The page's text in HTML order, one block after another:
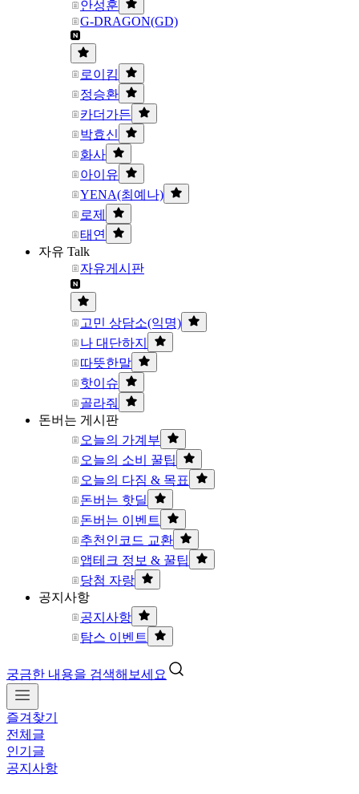
안성훈
G-DRAGON(GD)
로이킴
정승환
카더가든
박효신
화사
아이유
YENA(최예나)
로제
태연
자유 Talk
자유게시판
고민 상담소(익명)
나 대단하지
따뜻한말
핫이슈
골라줘
돈버는 게시판
오늘의 가계부
오늘의 소비 꿀팁
오늘의 다짐 & 목표
돈버는 핫딜
돈버는 이벤트
추천인코드 교환
앱테크 정보 & 꿀팁
당첨 자랑
공지사항
공지사항
탐스 이벤트
궁금한 내용을 검색해보세요
즐겨찾기
전체글
인기글
공지사항